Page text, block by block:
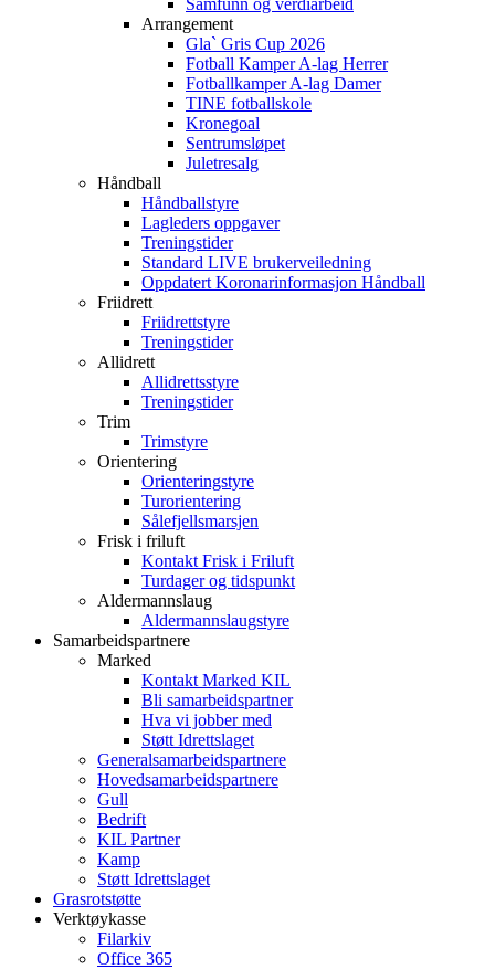
Arrangement
Gla` Gris Cup 2026
Fotball Kamper A-lag Herrer
Fotballkamper A-lag Damer
TINE fotballskole
Kronegoal
Sentrumsløpet
Juletresalg
Håndball
Håndballstyre
Lagleders oppgaver
Treningstider
Standard LIVE brukerveiledning
Oppdatert Koronarinformasjon Håndball
Friidrett
Friidrettstyre
Treningstider
Allidrett
Allidrettsstyre
Treningstider
Trim
Trimstyre
Orientering
Orienteringstyre
Turorientering
Sålefjellsmarsjen
Frisk i friluft
Kontakt Frisk i Friluft
Turdager og tidspunkt
Aldermannslaug
Aldermannslaugstyre
Samarbeidspartnere
Marked
Kontakt Marked KIL
Bli samarbeidspartner
Hva vi jobber med
Støtt Idrettslaget
Generalsamarbeidspartnere
Hovedsamarbeidspartnere
Gull
Bedrift
KIL Partner
Kamp
Støtt Idrettslaget
Grasrotstøtte
Verktøykasse
Filarkiv
Office 365